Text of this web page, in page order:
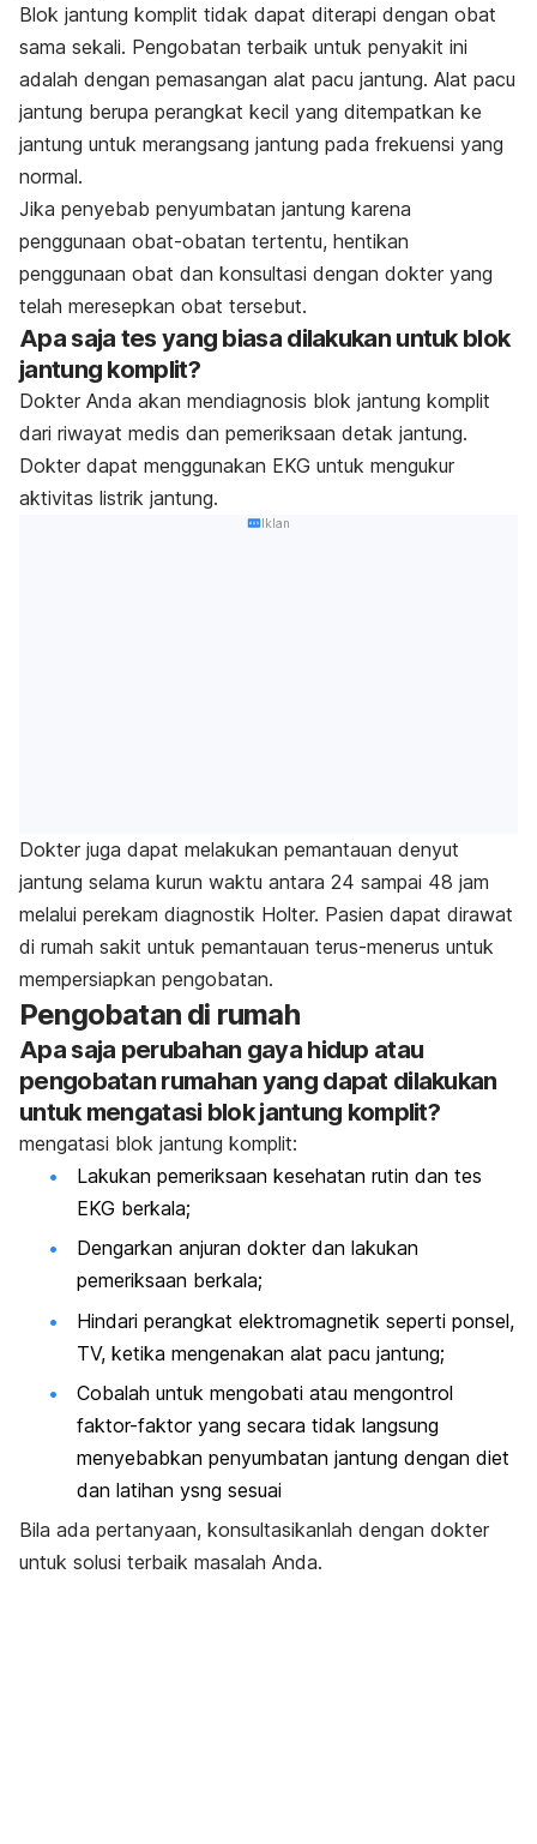
Blok jantung komplit tidak dapat diterapi dengan obat
sama sekali. Pengobatan terbaik untuk penyakit ini
adalah dengan pemasangan alat pacu jantung. Alat pacu
jantung berupa perangkat kecil yang ditempatkan ke
jantung untuk merangsang jantung pada frekuensi yang
normal.
Jika penyebab penyumbatan jantung karena
penggunaan obat-obatan tertentu, hentikan
penggunaan obat dan konsultasi dengan dokter yang
telah meresepkan obat tersebut.
Apa saja tes yang biasa dilakukan untuk blok
jantung komplit?
Dokter Anda akan mendiagnosis blok jantung komplit
dari riwayat medis dan pemeriksaan detak jantung.
Dokter dapat menggunakan EKG untuk mengukur
aktivitas listrik jantung.
Iklan
Dokter juga dapat melakukan pemantauan denyut
jantung selama kurun waktu antara 24 sampai 48 jam
melalui perekam diagnostik Holter. Pasien dapat dirawat
di rumah sakit untuk pemantauan terus-menerus untuk
mempersiapkan pengobatan.
Pengobatan di rumah
Apa saja perubahan gaya hidup atau
pengobatan rumahan yang dapat dilakukan
untuk mengatasi blok jantung komplit?
mengatasi blok jantung komplit:
Lakukan pemeriksaan kesehatan rutin dan tes
EKG berkala;
Dengarkan anjuran dokter dan lakukan
pemeriksaan berkala;
Hindari perangkat elektromagnetik seperti ponsel,
TV, ketika mengenakan alat pacu jantung;
Cobalah untuk mengobati atau mengontrol
faktor-faktor yang secara tidak langsung
menyebabkan penyumbatan jantung dengan diet
dan latihan ysng sesuai
Bila ada pertanyaan, konsultasikanlah dengan dokter
untuk solusi terbaik masalah Anda.